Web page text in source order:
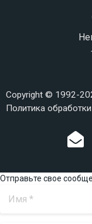
Copyright © 1992-
Политика
Отправьте свое